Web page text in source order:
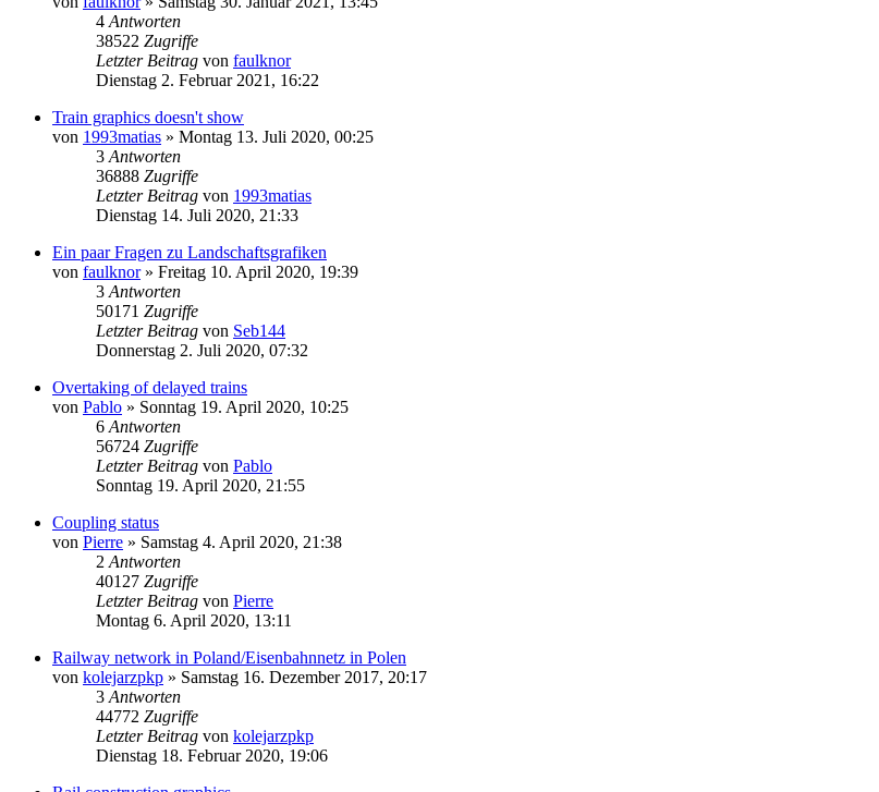
4 Antworten
38522 Zugriffe
Letzter Beitrag von faulknor
Dienstag 2. Februar 2021, 16:22
Train graphics doesn't show
von 1993matias » Montag 13. Juli 2020, 00:25
3 Antworten
36888 Zugriffe
Letzter Beitrag von 1993matias
Dienstag 14. Juli 2020, 21:33
Ein paar Fragen zu Landschaftsgrafiken
von faulknor» Freitag 10. April 2020, 19:39
3 Antworten
50171 Zugriffe
Letzter Beitrag von Seb144
Donnerstag 2. Juli 2020, 07:32
Overtaking of delayed trains
von Pablo » Sonntag 19. April 2020, 10:25
6 Antworten
56724 Zugriffe
Letzter Beitrag von Pablo
Sonntag 19. April 2020, 21:55
Coupling status
von Pierre » Samstag 4. April 2020, 21:38
2 Antworten
40127 Zugriffe
Letzter Beitrag von Pierre
Montag 6. April 2020, 13:11
Railway network in Poland/Eisenbahnnetz in Polen
von kolejarzpkp » Samstag 16. Dezember 2017, 20:17
3 Antworten
44772 Zugriffe
Letzter Beitrag von kolejarzpkp
Dienstag 18. Februar 2020, 19:06